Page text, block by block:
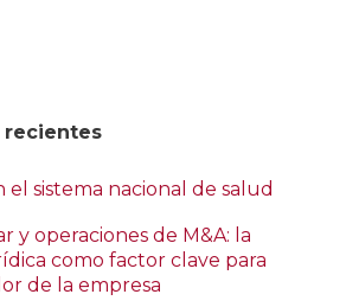
recientes
el sistema nacional de salud
y operaciones de M&A: la
como factor clave para
de la empresa